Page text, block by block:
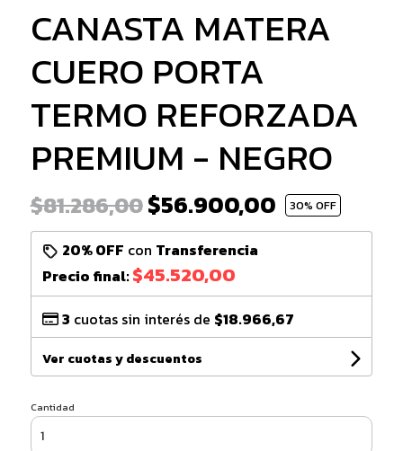
CANASTA MATERA
CUERO PORTA
TERMO REFORZADA
PREMIUM - NEGRO
$81.286,00$56.900,00 30% OFF
20% OFF con Transferencia
Precio final:$45.520,00
3 cuotas sin interés de $18.966,67
Ver cuotas y descuentos
Cantidad